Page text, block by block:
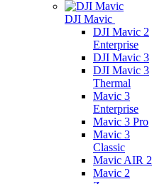
DJI Mavic
DJI Mavic 2
Enterprise
DJI Mavic 3
DJI Mavic 3
Thermal
Mavic 3
Enterprise
Mavic 3 Pro
Mavic 3
Сlassic
Mavic AIR 2
Mavic 2